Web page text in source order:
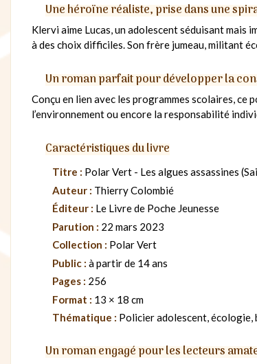
Une héroïne réaliste, prise dans une
Klervi aime Lucas, un adolescent séduisant mais
à des choix difficiles. Son frère jumeau, militant
Un roman parfait pour développer la
Conçu en lien avec les programmes scolaires,
l’environnement ou encore la responsabilité
Caractéristiques du livre
Titre : Polar Vert - Les algues assassines
Auteur : Thierry Colombié
Éditeur : Le Livre de Poche Jeunesse
Parution : 22 mars 2023
Collection : Polar Vert
Public : à partir de 14 ans
Pages : 256
Format : 13 × 18 cm
Thématique : Policier adolescent,
Un roman engagé pour les lecteurs